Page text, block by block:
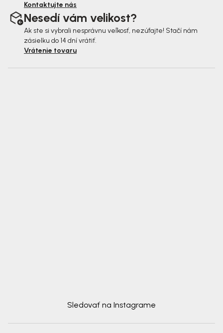
Kontaktujte nás
Nesedí vám velikost?
Ak ste si vybrali nesprávnu veľkosť, nezúfajte! Stačí nám
zásielku do 14 dní vrátiť.
Vrátenie tovaru
Sledovať na Instagrame